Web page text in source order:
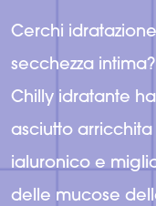
Cerchi
secchezza
Chilly idratante
asciutto
ialuronico e
delle mucose